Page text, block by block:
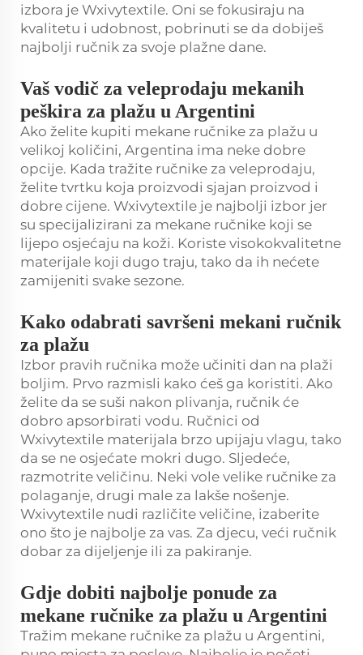
izbora je Wxivytextile. Oni se fokusiraju na
kvalitetu i udobnost, pobrinuti se da dobiješ
najbolji ručnik za svoje plažne dane.
Vaš vodič za veleprodaju mekanih
peškira za plažu u Argentini
Ako želite kupiti mekane ručnike za plažu u
velikoj količini, Argentina ima neke dobre
opcije. Kada tražite ručnike za veleprodaju,
želite tvrtku koja proizvodi sjajan proizvod i
dobre cijene. Wxivytextile je najbolji izbor jer
su specijalizirani za mekane ručnike koji se
lijepo osjećaju na koži. Koriste visokokvalitetne
materijale koji dugo traju, tako da ih nećete
zamijeniti svake sezone.
Kako odabrati savršeni mekani ručnik
za plažu
Izbor pravih ručnika može učiniti dan na plaži
boljim. Prvo razmisli kako ćeš ga koristiti. Ako
želite da se suši nakon plivanja, ručnik će
dobro apsorbirati vodu. Ručnici od
Wxivytextile materijala brzo upijaju vlagu, tako
da se ne osjećate mokri dugo. Sljedeće,
razmotrite veličinu. Neki vole velike ručnike za
polaganje, drugi male za lakše nošenje.
Wxivytextile nudi različite veličine, izaberite
ono što je najbolje za vas. Za djecu, veći ručnik
dobar za dijeljenje ili za pakiranje.
Gdje dobiti najbolje ponude za
mekane ručnike za plažu u Argentini
Tražim mekane ručnike za plažu u Argentini,